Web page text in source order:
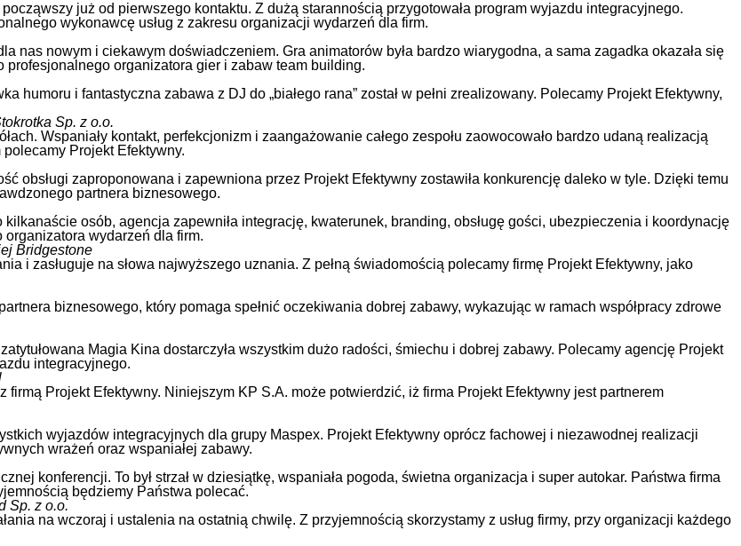
już od pierwszego kontaktu. Z dużą starannością przygotowała program wyjazdu integracyjnego.
wykonawcę usług z zakresu organizacji wydarzeń dla firm.
nas nowym i ciekawym doświadczeniem. Gra animatorów była bardzo wiarygodna, a sama zagadka okazała się
organizatora gier i zabaw team building.
humoru i fantastyczna zabawa z DJ do „białego rana” został w pełni zrealizowany. Polecamy Projekt Efektywny,
Sp. z o.o.
Wspaniały kontakt, perfekcjonizm i zaangażowanie całego zespołu zaowocowało bardzo udaną realizacją
Projekt Efektywny.
obsługi zaproponowana i zapewniona przez Projekt Efektywny zostawiła konkurencję daleko w tyle. Dzięki temu
partnera biznesowego.
osób, agencja zapewniła integrację, kwaterunek, branding, obsługę gości, ubezpieczenia i koordynację
wydarzeń dla firm.
Bridgestone
i zasługuje na słowa najwyższego uznania. Z pełną świadomością polecamy firmę Projekt Efektywny, jako
biznesowego, który pomaga spełnić oczekiwania dobrej zabawy, wykazując w ramach współpracy zdrowe
Magia Kina dostarczyła wszystkim dużo radości, śmiechu i dobrej zabawy. Polecamy agencję Projekt
integracyjnego.
Projekt Efektywny. Niniejszym KP S.A. może potwierdzić, iż firma Projekt Efektywny jest partnerem
wyjazdów integracyjnych dla grupy Maspex. Projekt Efektywny oprócz fachowej i niezawodnej realizacji
wrażeń oraz wspaniałej zabawy.
konferencji. To był strzał w dziesiątkę, wspaniała pogoda, świetna organizacja i super autokar. Państwa firma
będziemy Państwa polecać.
Sp. z o.o.
na wczoraj i ustalenia na ostatnią chwilę. Z przyjemnością skorzystamy z usług firmy, przy organizacji każdego